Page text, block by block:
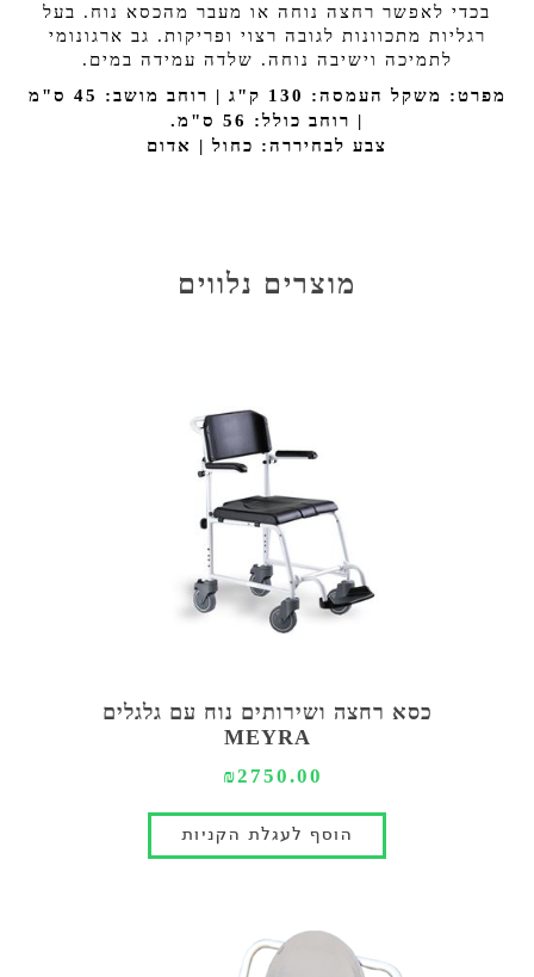
בכדי לאפשר רחצה נוחה או מעבר מהכסא נוח. בעל
רגליות מתכוונות לגובה רצוי ופריקות. גב ארגונומי
לתמיכה וישיבה נוחה. שלדה עמידה במים.
מפרט: משקל העמסה: 130 ק"ג | רוחב מושב: 45 ס"מ
| רוחב כולל: 56 ס"מ.
צבע לבחיררה: כחול | אדום
מוצרים נלווים
כסא רחצה ושירותים נוח עם גלגלים
MEYRA
₪2750.00